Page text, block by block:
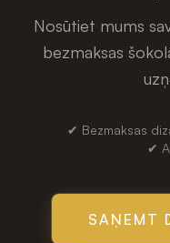
Nosūtiet mums
bezmaksas
✔ Bezmaksas
✔
SAŅEMT